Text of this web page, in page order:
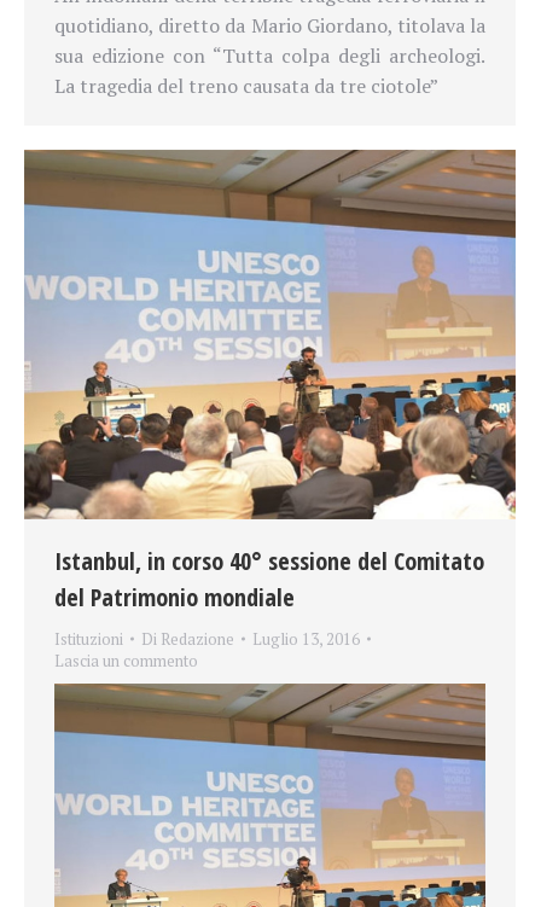
quotidiano, diretto da Mario Giordano, titolava la
sua edizione con “Tutta colpa degli archeologi.
La tragedia del treno causata da tre ciotole”
Istanbul, in corso 40° sessione del Comitato
del Patrimonio mondiale
Istituzioni Di Redazione
Luglio 13, 2016
Lascia un commento